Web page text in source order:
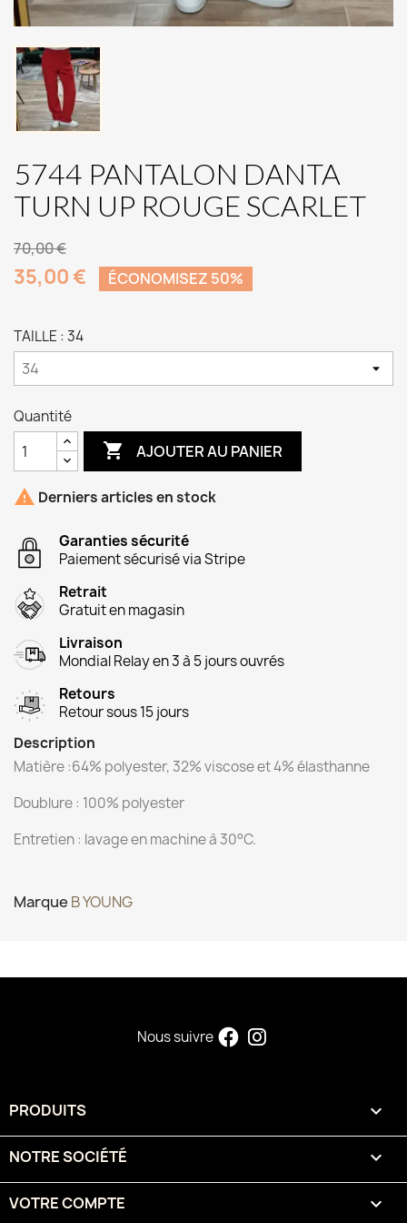
5744 PANTALON DANTA
TURN UP ROUGE SCARLET
70,00 €
35,00 € ÉCONOMISEZ 50%
TAILLE : 34
Quantité
 AJOUTER AU PANIER
 Derniers articles en stock
Garanties sécurité
Paiement sécurisé via Stripe
Retrait
Gratuit en magasin
Livraison
Mondial Relay en 3 à 5 jours ouvrés
Retours
Retour sous 15 jours
Description
Matière :64% polyester, 32% viscose et 4% élasthanne
Doublure : 100% polyester
Entretien : lavage en machine à 30°C.
Marque B YOUNG
Nous suivre
PRODUITS 
NOTRE SOCIÉTÉ 
VOTRE COMPTE 